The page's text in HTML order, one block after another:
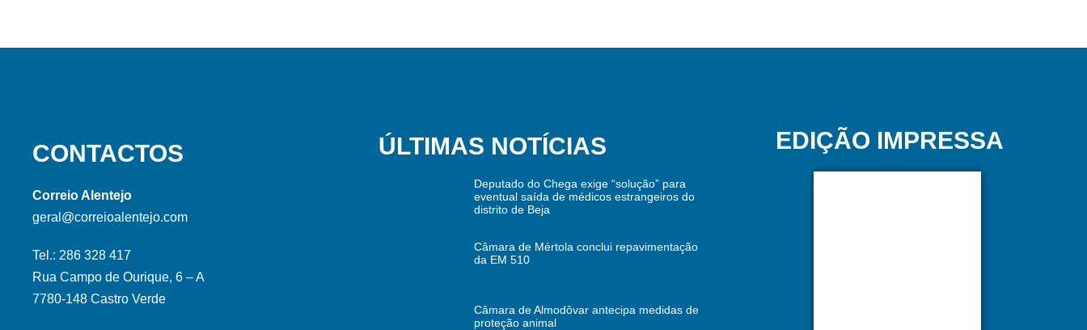
CONTACTOS
Correio Alentejo
geral@correioalentejo.com
Tel.: 286 328 417
Rua Campo de Ourique, 6 – A
7780-148 Castro Verde
ÚLTIMAS NOTÍCIAS
Deputado do Chega exige “solução” para
eventual saída de médicos estrangeiros do
distrito de Beja
Câmara de Mértola conclui repavimentação
da EM 510
Câmara de Almodôvar antecipa medidas de
proteção animal
EDIÇÃO IMPRESSA